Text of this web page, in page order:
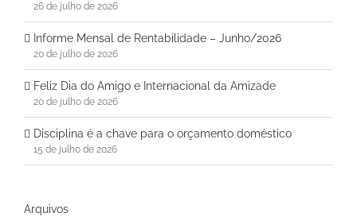
26 de julho de 2026
Informe Mensal de Rentabilidade – Junho/2026
20 de julho de 2026
Feliz Dia do Amigo e Internacional da Amizade
20 de julho de 2026
Disciplina é a chave para o orçamento doméstico
15 de julho de 2026
Arquivos